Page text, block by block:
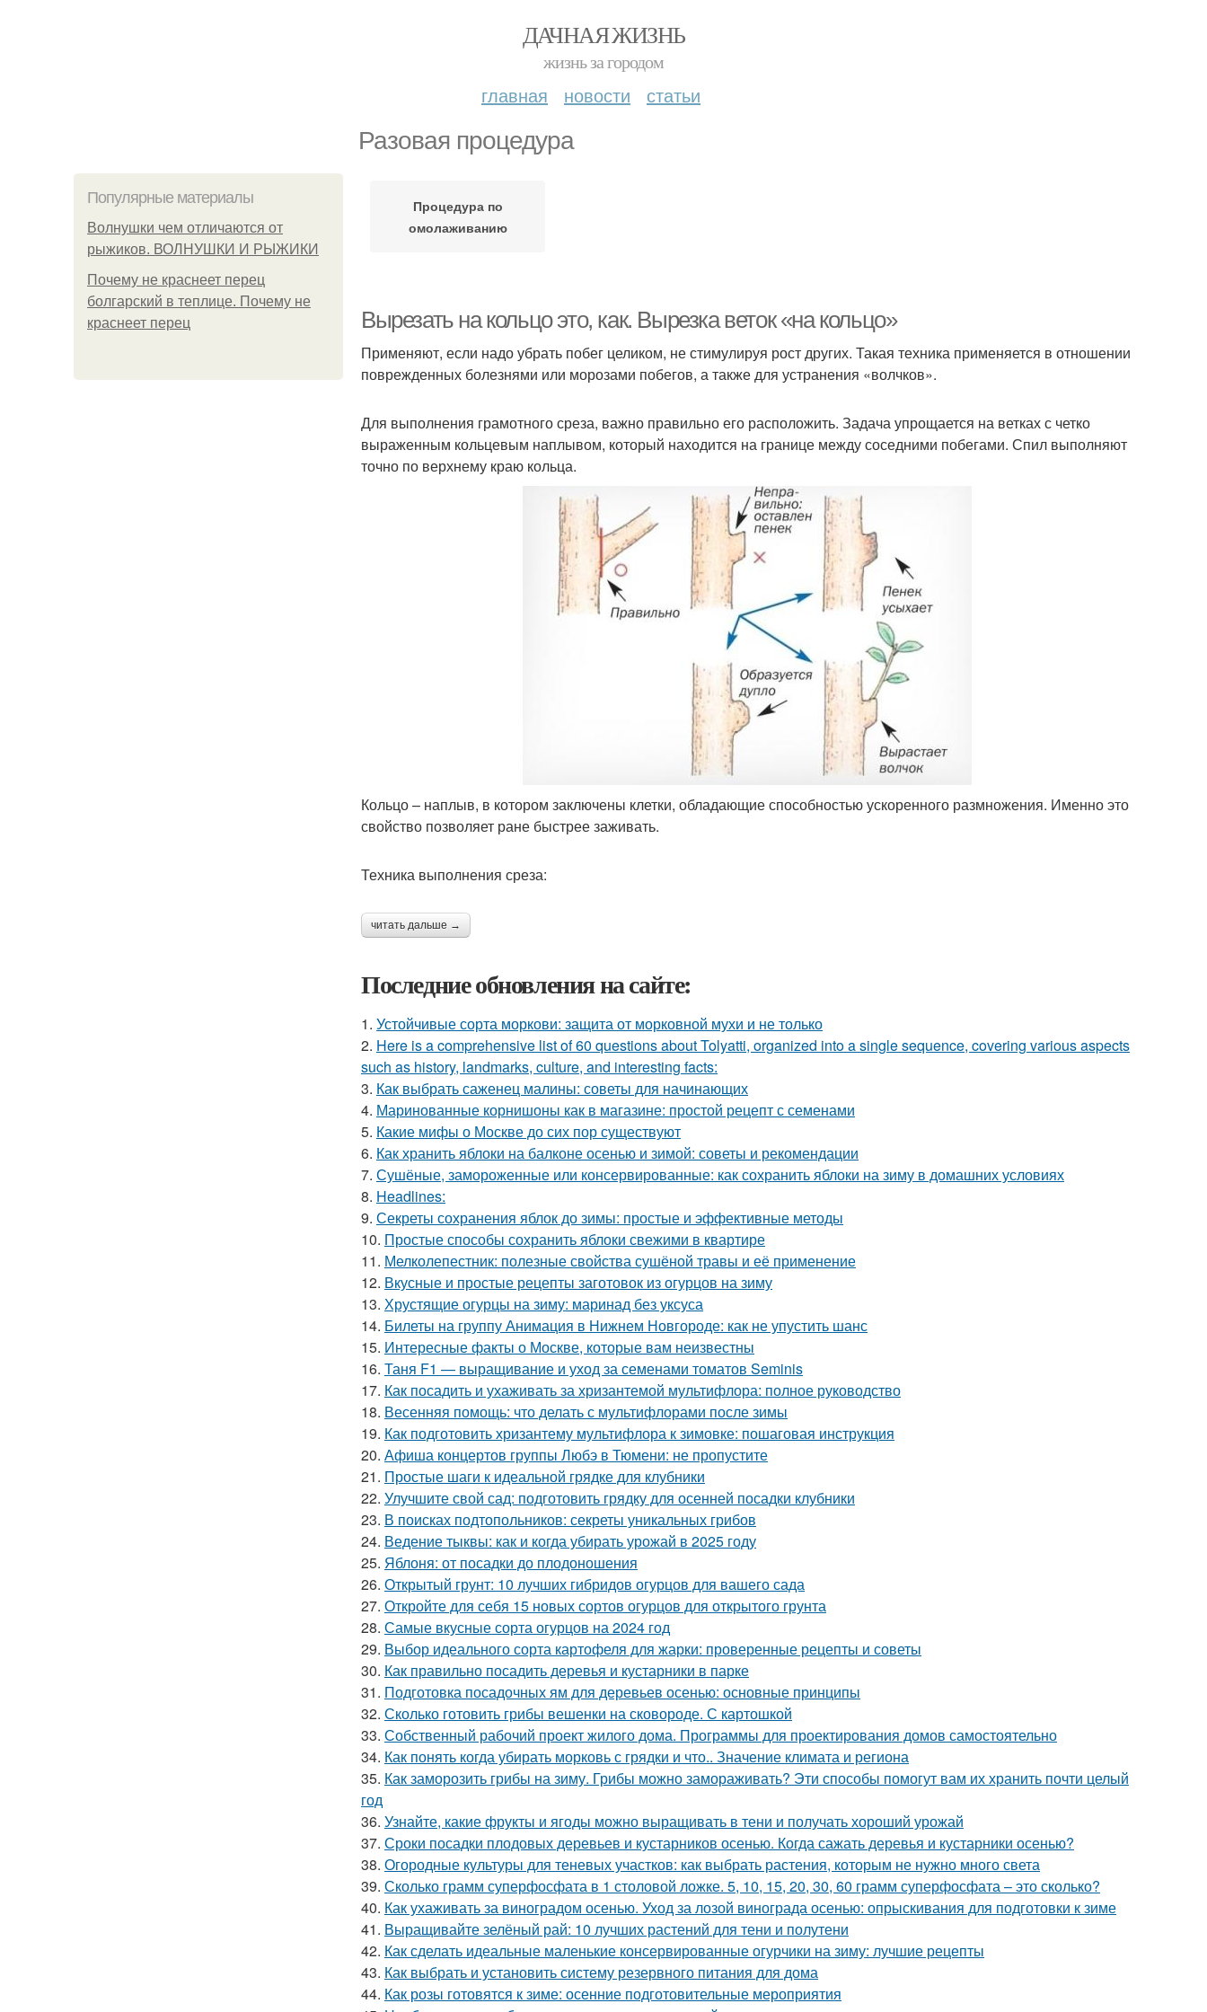
ДАЧНАЯ ЖИЗНЬ
жизнь за городом
главная новости статьи
Разовая процедура
Популярные материалы
Волнушки чем отличаются от
рыжиков. ВОЛНУШКИ И РЫЖИКИ
Почему не краснеет перец
болгарский в теплице. Почему не
краснеет перец
Процедура по
омолаживанию
Вырезать на кольцо это, как. Вырезка веток «на кольцо»
Применяют, если надо убрать побег целиком, не стимулируя рост других. Такая техника применяется в отношении
поврежденных болезнями или морозами побегов, а также для устранения «волчков».
Для выполнения грамотного среза, важно правильно его расположить. Задача упрощается на ветках с четко
выраженным кольцевым наплывом, который находится на границе между соседними побегами. Спил выполняют
точно по верхнему краю кольца.
Кольцо – наплыв, в котором заключены клетки, обладающие способностью ускоренного размножения. Именно это
свойство позволяет ране быстрее заживать.
Техника выполнения среза:
читать дальше →
Последние обновления на сайте:
1. Устойчивые сорта моркови: защита от морковной мухи и не только
2. Here is a comprehensive list of 60 questions about Tolyatti, organized into a single sequence, covering various aspects
such as history, landmarks, culture, and interesting facts:
3. Как выбрать саженец малины: советы для начинающих
4. Маринованные корнишоны как в магазине: простой рецепт с семенами
5. Какие мифы о Москве до сих пор существуют
6. Как хранить яблоки на балконе осенью и зимой: советы и рекомендации
7. Сушёные, замороженные или консервированные: как сохранить яблоки на зиму в домашних условиях
8. Headlines:
9. Секреты сохранения яблок до зимы: простые и эффективные методы
10. Простые способы сохранить яблоки свежими в квартире
11. Мелколепестник: полезные свойства сушёной травы и её применение
12. Вкусные и простые рецепты заготовок из огурцов на зиму
13. Хрустящие огурцы на зиму: маринад без уксуса
14. Билеты на группу Анимация в Нижнем Новгороде: как не упустить шанс
15. Интересные факты о Москве, которые вам неизвестны
16. Таня F1 — выращивание и уход за семенами томатов Seminis
17. Как посадить и ухаживать за хризантемой мультифлора: полное руководство
18. Весенняя помощь: что делать с мультифлорами после зимы
19. Как подготовить хризантему мультифлора к зимовке: пошаговая инструкция
20. Афиша концертов группы Любэ в Тюмени: не пропустите
21. Простые шаги к идеальной грядке для клубники
22. Улучшите свой сад: подготовить грядку для осенней посадки клубники
23. В поисках подтопольников: секреты уникальных грибов
24. Ведение тыквы: как и когда убирать урожай в 2025 году
25. Яблоня: от посадки до плодоношения
26. Открытый грунт: 10 лучших гибридов огурцов для вашего сада
27. Откройте для себя 15 новых сортов огурцов для открытого грунта
28. Самые вкусные сорта огурцов на 2024 год
29. Выбор идеального сорта картофеля для жарки: проверенные рецепты и советы
30. Как правильно посадить деревья и кустарники в парке
31. Подготовка посадочных ям для деревьев осенью: основные принципы
32. Сколько готовить грибы вешенки на сковороде. С картошкой
33. Собственный рабочий проект жилого дома. Программы для проектирования домов самостоятельно
34. Как понять когда убирать морковь с грядки и что.. Значение климата и региона
35. Как заморозить грибы на зиму. Грибы можно замораживать? Эти способы помогут вам их хранить почти целый
год
36. Узнайте, какие фрукты и ягоды можно выращивать в тени и получать хороший урожай
37. Сроки посадки плодовых деревьев и кустарников осенью. Когда сажать деревья и кустарники осенью?
38. Огородные культуры для теневых участков: как выбрать растения, которым не нужно много света
39. Сколько грамм суперфосфата в 1 столовой ложке. 5, 10, 15, 20, 30, 60 грамм суперфосфата – это сколько?
40. Как ухаживать за виноградом осенью. Уход за лозой винограда осенью: опрыскивания для подготовки к зиме
41. Выращивайте зелёный рай: 10 лучших растений для тени и полутени
42. Как сделать идеальные маленькие консервированные огурчики на зиму: лучшие рецепты
43. Как выбрать и установить систему резервного питания для дома
44. Как розы готовятся к зиме: осенние подготовительные мероприятия